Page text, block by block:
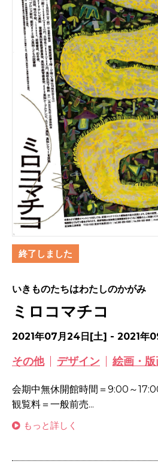
終了しました
いきものたちはわたしのかがみ
ミロコマチコ
2021年07月24日[土] - 2021年
その他 デザイン 絵画・版
会期中無休開館時間＝9:00～
観覧料＝一般前売...
もっと詳しく